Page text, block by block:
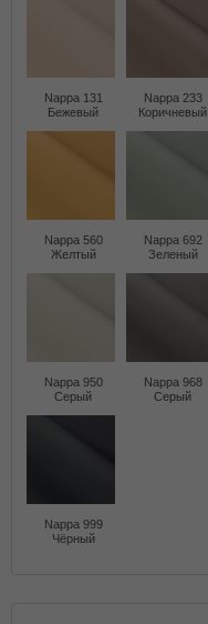
Nappa 131
Бежевый
Nappa 233
Коричневый
Nappa 560
Желтый
Nappa 692
Зеленый
Nappa 950
Серый
Nappa 968
Серый
Nappa 999
Чёрный